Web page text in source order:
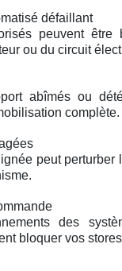
défaillant
peuvent être
ou du circuit
abîmés ou
complète.
peut perturber
des
bloquer vos